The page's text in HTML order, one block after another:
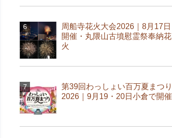
周船寺花火大会2026｜8月17日
開催・丸隈山古墳慰霊祭奉納花
火
第39回わっしょい百万夏まつり
2026｜9月19・20日小倉で開催